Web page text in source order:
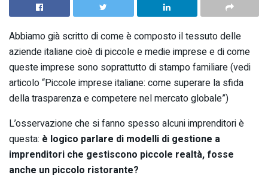
Abbiamo già scritto di come è composto il tessuto delle
aziende italiane cioè di piccole e medie imprese e di come
queste imprese sono soprattutto di stampo familiare (vedi
articolo “Piccole imprese italiane: come superare la sfida
della trasparenza e competere nel mercato globale”)
L’osservazione che si fanno spesso alcuni imprenditori è
questa: è logico parlare di modelli di gestione a
imprenditori che gestiscono piccole realtà, fosse
anche un piccolo ristorante?